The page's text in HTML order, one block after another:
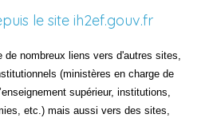
le site ih2ef.gouv.fr
de nombreux liens vers d'autres sites,
(ministères en charge de
supérieur, institutions,
etc.) mais aussi vers des sites,